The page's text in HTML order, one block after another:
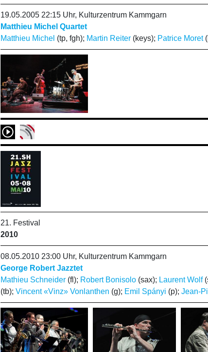
19.05.2005 22:15 Uhr, Kulturzentrum Kammgarn
Matthieu Michel Quartet
Matthieu Michel (tp, fgh); Martin Reiter(keys); Patrice Moret
21. Festival
2010
08.05.2010 23:00 Uhr, Kulturzentrum Kammgarn
George Robert Jazztet
Mathieu Schneider(fl); Robert Bonisolo(sax); Laurent Wolf
(tb); Vincent «Vinz» Vonlanthen (g); Emil Spányi (p); Jean-